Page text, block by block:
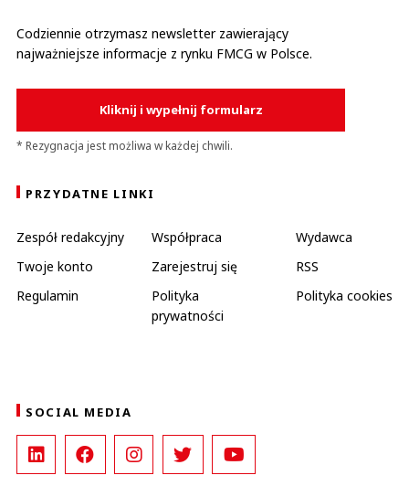
Codziennie otrzymasz newsletter zawierający
najważniejsze informacje z rynku FMCG w Polsce.
Kliknij i wypełnij formularz
* Rezygnacja jest możliwa w każdej chwili.
PRZYDATNE LINKI
Zespół redakcyjny Współpraca
Wydawca
Twoje konto
Zarejestruj się
RSS
Regulamin
Polityka
prywatności
Polityka cookies
SOCIAL MEDIA